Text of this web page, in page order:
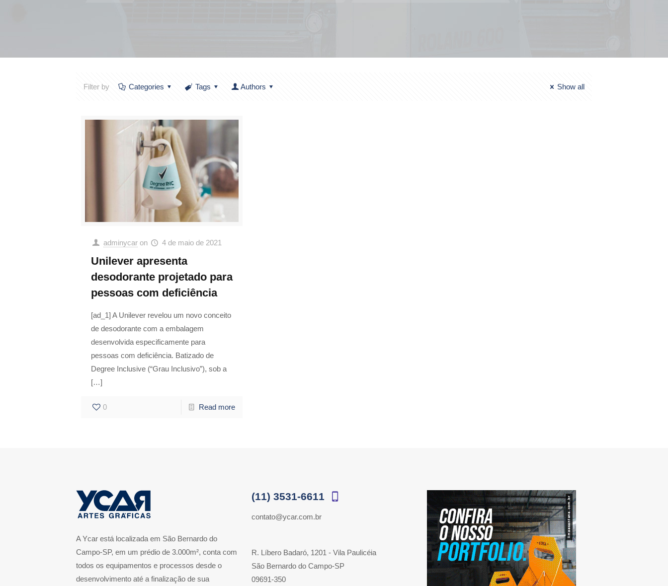
Filter by Categories Tags Authors Show all
adminycar on 4 de maio de 2021
Unilever apresenta
desodorante projetado para
pessoas com deficiência
[ad_1] A Unilever revelou um novo conceito
de desodorante com a embalagem
desenvolvida especificamente para
pessoas com deficiência. Batizado de
Degree Inclusive (“Grau Inclusivo”), sob a
[…]
0 Read more
A Ycar está localizada em São Bernardo do
Campo-SP, em um prédio de 3.000m², conta com
todos os equipamentos e processos desde o
desenvolvimento até a finalização de sua
(11) 3531-6611
contato@ycar.com.br
R. Líbero Badaró, 1201 - Vila Paulicéia
São Bernardo do Campo-SP
09691-350